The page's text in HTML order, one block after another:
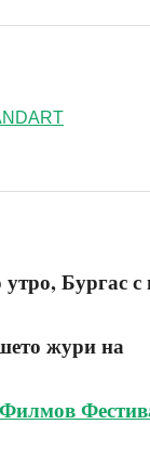
Бургас
жури на